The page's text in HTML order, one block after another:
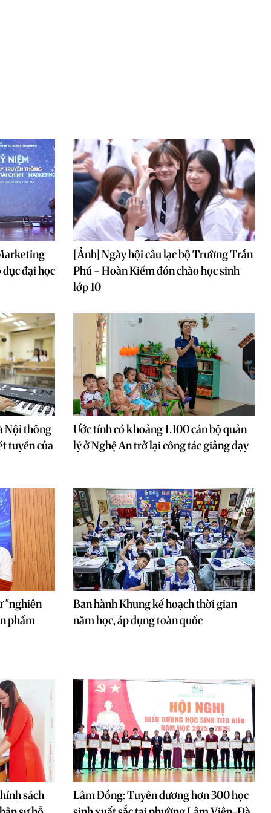
đại học
[Ảnh] Ngày hội câu lạc bộ Trường Trần
Phú - Hoàn Kiếm đón chào học sinh
lớp 10
Nội thông
tuyển của
Ước tính có khoảng 1.100 cán bộ quản
lý ở Nghệ An trở lại công tác giảng dạy
"nghiên
phẩm
Ban hành Khung kế hoạch thời gian
năm học, áp dụng toàn quốc
sách
Lâm Đồng: Tuyên dương hơn 300 học